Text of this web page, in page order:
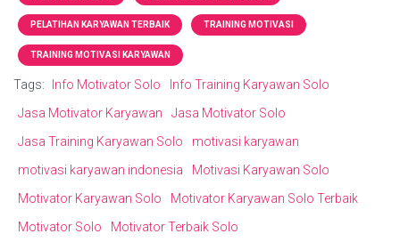
PELATIHAN KARYAWAN TERBAIK TRAINING MOTIVASI
TRAINING MOTIVASI KARYAWAN
Tags: Info Motivator Solo
Info Training Karyawan Solo
Jasa Motivator Karyawan
Jasa Motivator Solo
Jasa Training Karyawan Solo
motivasi karyawan
motivasi karyawan indonesia
Motivasi Karyawan Solo
Motivator Karyawan Solo
Motivator Karyawan Solo Terbaik
Motivator Solo
Motivator Terbaik Solo